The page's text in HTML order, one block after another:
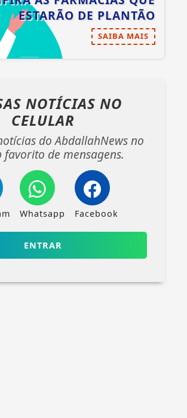
ESTARÃO DE PLANTÃO
SAIBA MAIS
NOTÍCIAS NO
CELULAR
do AbdallahNews no
favorito de mensagens.
Whatsapp Facebook
ENTRAR